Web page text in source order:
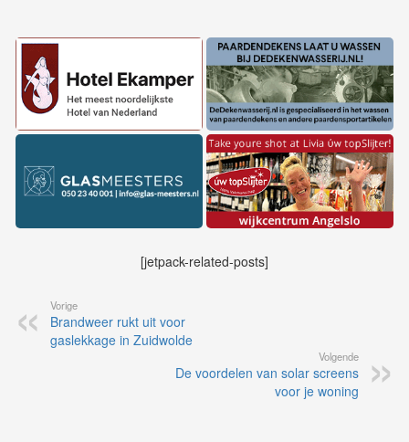
[jetpack-related-posts]
Vorige
Brandweer rukt uit voor
gaslekkage in Zuidwolde
Volgende
De voordelen van solar screens
voor je woning